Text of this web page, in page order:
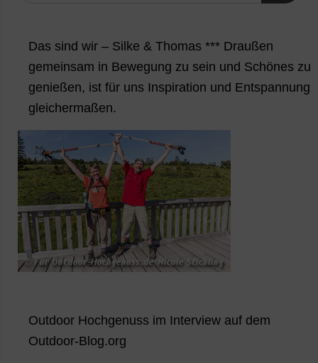
Das sind wir – Silke & Thomas *** Draußen
gemeinsam in Bewegung zu sein und Schönes zu
genießen, ist für uns Inspiration und Entspannung
gleichermaßen.
Outdoor Hochgenuss im Interview auf dem
Outdoor-Blog.org